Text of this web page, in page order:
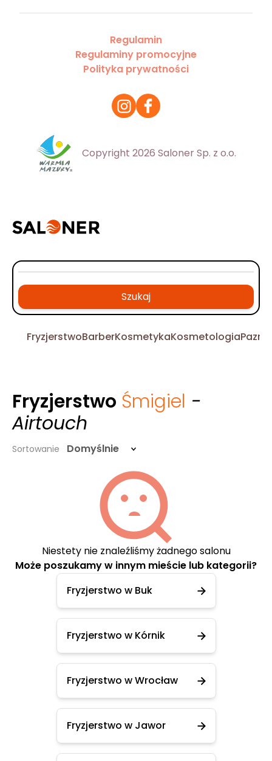
Regulamin
Regulaminy promocyjne
Polityka prywatności
Copyright 2026 Saloner Sp. z o.o.
Szukaj
FryzjerstwoBarberKosmetykaKosmetologia
Fryzjerstwo Śmigiel -
Airtouch
Sortowanie Domyślnie
Niestety nie znaleźliśmy żadnego salonu
Może poszukamy w innym mieście lub kategorii?
Fryzjerstwo w Buk
Fryzjerstwo w Kórnik
Fryzjerstwo w Wrocław
Fryzjerstwo w Jawor